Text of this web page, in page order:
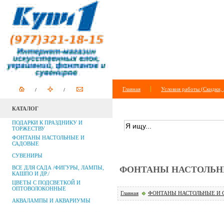
Главная Условия работы (Скидки,
КАТАЛОГ
ПОДАРКИ К ПРАЗДНИКУ И
ТОРЖЕСТВУ
ФОНТАНЫ НАСТОЛЬНЫЕ И
САДОВЫЕ
СУВЕНИРЫ
ВСЕ ДЛЯ САДА /ФИГУРЫ, ЛАМПЫ,
КАШПО И ДР./
ЦВЕТЫ С ПОДСВЕТКОЙ И
ОПТОВОЛОКОННЫЕ
АКВАЛАМПЫ И АКВАРИУМЫ
ФОНТАНЫ
Главная ФОНТАНЫ НАСТОЛЬНЫЕ И